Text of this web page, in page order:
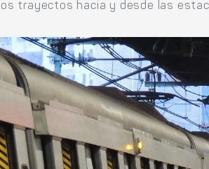
trayectos hacia y desde las